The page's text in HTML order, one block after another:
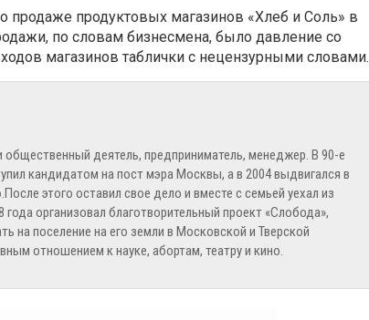
продаже продуктовых магазинов «Хлеб и Соль» в
по словам бизнесмена, было давление со
магазинов таблички с нецензурными словами.
общественный деятель, предприниматель, менеджер. В 90-е
кандидатом на пост мэра Москвы, а в 2004 выдвигался в
этого оставил свое дело и вместе с семьей уехал из
организовал благотворительный проект «Слобода»,
на поселение на его земли в Московской и Тверской
отношением к науке, абортам, театру и кино.